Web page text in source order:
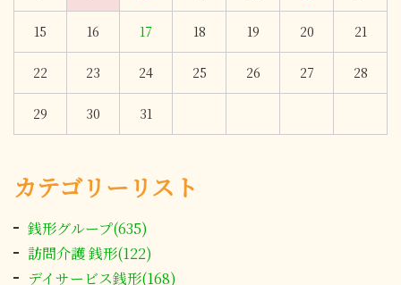
15 16 17 18 19 20 21
22 23 24 25 26 27 28
29 30 31
カテゴリーリスト
銭形グループ(635)
訪問介護 銭形(122)
デイサービス銭形(168)